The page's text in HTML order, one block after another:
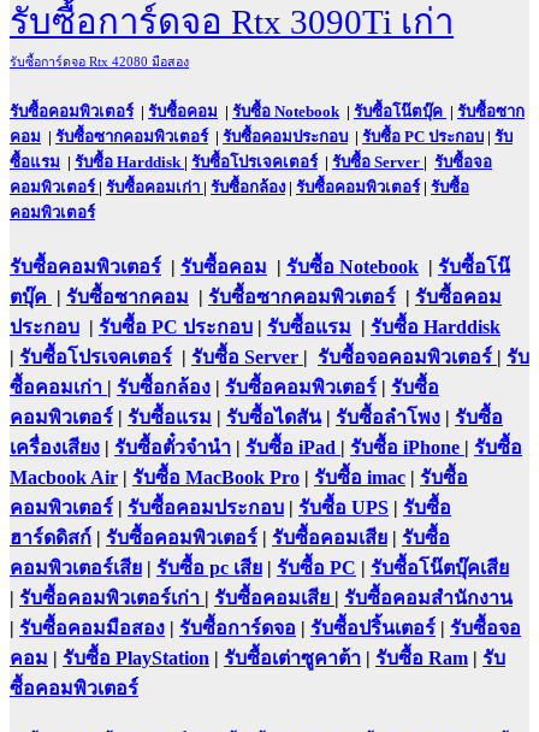
รับซื้อการ์ดจอ Rtx 3090Ti เก่า
รับซื้อการ์ดจอ Rtx 42080 มือสอง
รับซื้อคอมพิวเตอร์| รับซื้อคอม | รับซื้อ Notebook| รับซื้อโน๊ตบุ๊ค | รับซื้อซาก
คอม | รับซื้อซากคอมพิวเตอร์| รับซื้อคอมประกอบ | รับซื้อ PC ประกอบ | รับ
ซื้อแรม | รับซื้อ Harddisk | รับซื้อโปรเจคเตอร์| รับซื้อ Server | รับซื้อจอ
คอมพิวเตอร์ | รับซื้อคอมเก่า | รับซื้อกล้อง | รับซื้อคอมพิวเตอร์| รับซื้อ
คอมพิวเตอร์
รับซื้อคอมพิวเตอร์ | รับซื้อคอม | รับซื้อ Notebook | รับซื้อโน๊
ตบุ๊ค | รับซื้อซากคอม | รับซื้อซากคอมพิวเตอร์ | รับซื้อคอม
ประกอบ | รับซื้อ PC ประกอบ | รับซื้อแรม | รับซื้อ Harddisk
| รับซื้อโปรเจคเตอร์ | รับซื้อ Server | รับซื้อจอคอมพิวเตอร์ | รับ
ซื้อคอมเก่า | รับซื้อกล้อง | รับซื้อคอมพิวเตอร์ | รับซื้อ
คอมพิวเตอร์ | รับซื้อแรม | รับซื้อไดสัน| รับซื้อลำโพง | รับซื้อ
เครื่องเสียง | รับซื้อตั๋วจำนำ | รับซื้อ iPad | รับซื้อ iPhone | รับซื้อ
Macbook Air | รับซื้อ MacBook Pro | รับซื้อ imac | รับซื้อ
คอมพิวเตอร์ | รับซื้อคอมประกอบ | รับซื้อ UPS | รับซื้อ
ฮาร์ดดิสก์ | รับซื้อคอมพิวเตอร์ | รับซื้อคอมเสีย | รับซื้อ
คอมพิวเตอร์เสีย | รับซื้อ pc เสีย | รับซื้อ PC | รับซื้อโน๊ตบุ๊คเสีย
| รับซื้อคอมพิวเตอร์เก่า | รับซื้อคอมเสีย | รับซื้อคอมสำนักงาน
| รับซื้อคอมมือสอง | รับซื้อการ์ดจอ | รับซื้อปริ้นเตอร์ | รับซื้อจอ
คอม | รับซื้อ PlayStation | รับซื้อเต่าซูคาต้า | รับซื้อ Ram | รับ
ซื้อคอมพิวเตอร์